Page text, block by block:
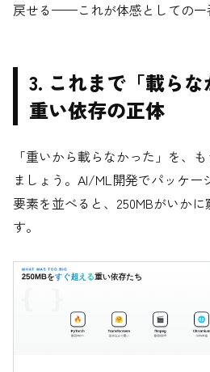
戻せる——これが体感としての一
3. これまで「載ら
重い依存の正体
「重いから載らなかった」を、
ましょう。AI/ML開発でパッケー
要素を並べると、250MBがいか
す。